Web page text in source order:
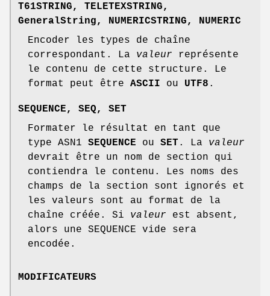
T61STRING , TELETEXSTRING ,
GeneralString , NUMERICSTRING ,
NUMERIC
Encoder les types de chaîne
correspondant. La valeur représente
le contenu de cette structure. Le
format peut être ASCII ou UTF8 .
SEQUENCE , SEQ , SET
Formater le résultat en tant que
type ASN1 SEQUENCE ou SET. La valeur
devrait être un nom de section qui
contiendra le contenu. Les noms des
champs de la section sont ignorés et
les valeurs sont au format de la
chaîne créée. Si valeur est absent,
alors une SEQUENCE vide sera
encodée.
MODIFICATEURS